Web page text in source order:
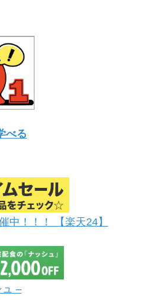
べる
中！！！ 【楽天24】
–